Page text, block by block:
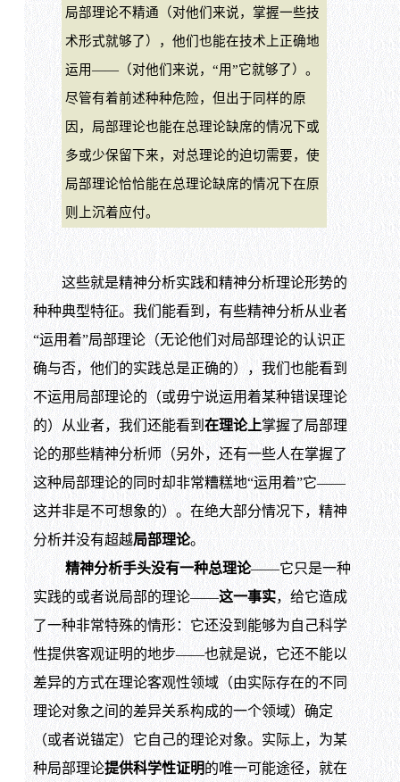
局部理论不精通（对他们来说，掌握一些技
术形式就够了），他们也能在技术上正确地
运用——（对他们来说，“用”它就够了）。
尽管有着前述种种危险，但出于同样的原
因，局部理论也能在总理论缺席的情况下或
多或少保留下来，对总理论的迫切需要，使
局部理论恰恰能在总理论缺席的情况下在原
则上沉着应付。
这些就是精神分析实践和精神分析理论形势的
种种典型特征。我们能看到，有些精神分析从业者
“运用着”局部理论（无论他们对局部理论的认识正
确与否，他们的实践总是正确的），我们也能看到
不运用局部理论的（或毋宁说运用着某种错误理论
的）从业者，我们还能看到 在理论上掌握了局部理
论的那些精神分析师（另外，还有一些人在掌握了
这种局部理论的同时却非常糟糕地“运用着”它——
这并非是不可想象的）。在绝大部分情况下，精神
分析并没有超越局部理论。
精神分析手头没有一种总理论——它只是一种
实践的或者说局部的理论——这一事实，给它造成
了一种非常特殊的情形：它还没到能够为自己科学
性提供客观证明的地步——也就是说，它还不能以
差异的方式在理论客观性领域（由实际存在的不同
理论对象之间的差异关系构成的一个领域）确定
（或者说锚定）它自己的理论对象。实际上，为某
种局部理论提供科学性证明的唯一可能途径，就在